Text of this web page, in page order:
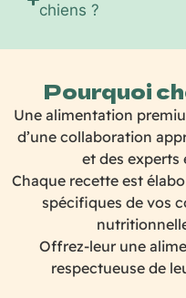
chiens ?
Pourquoi
Une alimentation
d’une collaboration
et des experts
Chaque recette est
spécifiques de vos
Offrez-leur une
respectueuse de